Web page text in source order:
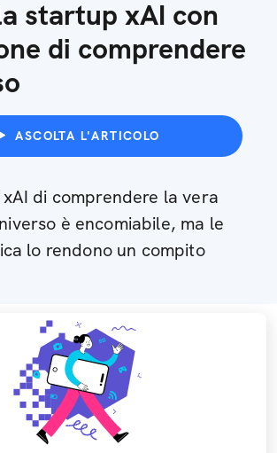
startup xAI con
di comprendere
ASCOLTA L'ARTICOLO
di comprendere la vera
è encomiabile, ma le
lo rendono un compito